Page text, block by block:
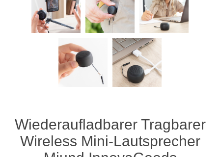
Wiederaufladbarer Tragbarer
Wireless Mini-Lautsprecher